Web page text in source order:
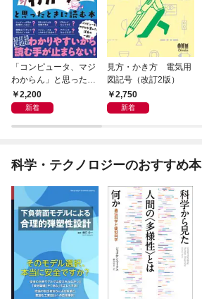
「コンピュータ、マジ
わからん」と思ったと
きに読む本
2,200
新着
見方・かき方 電気用
図記号（改訂2版）
2,750
新着
科学・テクノロジーのおすすめ本